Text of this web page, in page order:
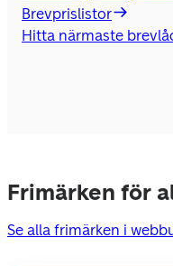
Brevprislistor
Hitta närmaste
Frimärken för
Se alla frimärken i